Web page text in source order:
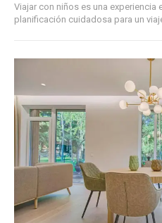
Viajar con niños es una experiencia
planificación cuidadosa para un